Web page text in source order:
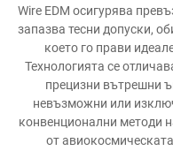
Wire EDM осигурява
запазва тесни допуски,
което го прави
Технологията се
прецизни вътрешни
невъзможни или
конвенционални методи
от